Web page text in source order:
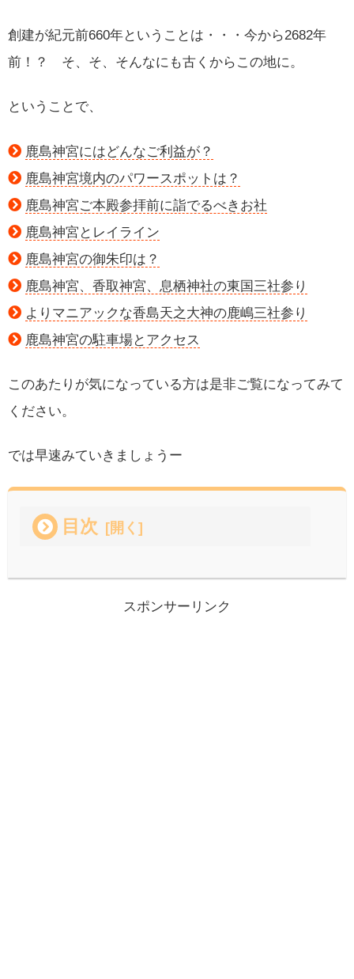
創建が紀元前660年ということは・・・今から2682年
前！？ そ、そ、そんなにも古くからこの地に。
ということで、
鹿島神宮にはどんなご利益が？
鹿島神宮境内のパワースポットは？
鹿島神宮ご本殿参拝前に詣でるべきお社
鹿島神宮とレイライン
鹿島神宮の御朱印は？
鹿島神宮、香取神宮、息栖神社の東国三社参り
よりマニアックな香島天之大神の鹿嶋三社参り
鹿島神宮の駐車場とアクセス
このあたりが気になっている方は是非ご覧になってみて
ください。
では早速みていきましょうー
目次
スポンサーリンク